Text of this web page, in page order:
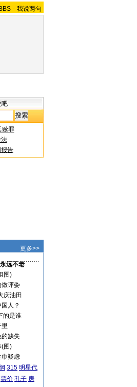
BBS - 我说两句
吧
赎罪
告
更多>>
远不老
图)
评委
庆油田
人？
的是谁
里
缺失
(图)
疑虑
315 明星代
票价 孔子 房